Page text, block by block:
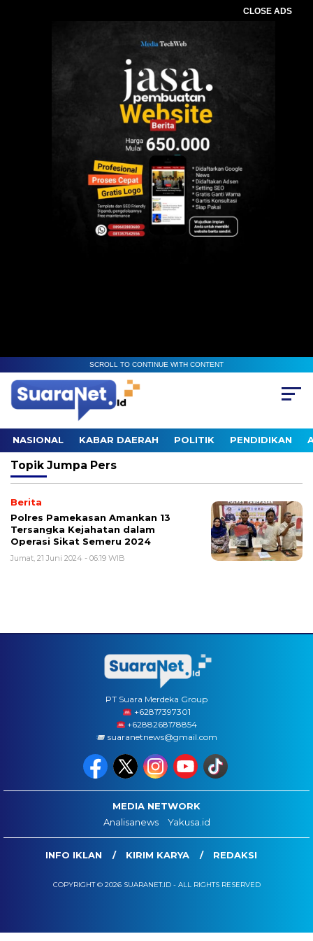
CLOSE ADS
SCROLL TO CONTINUE WITH CONTENT
NASIONAL KABAR DAERAH POLITIK PENDIDIKAN
Topik Jumpa Pers
Berita
Polres Pamekasan Amankan 13
Tersangka Kejahatan dalam
Operasi Sikat Semeru 2024
Jumat, 21 Juni 2024 - 06:19 WIB
PT Suara Merdeka Group
‪+62817397301
+6288268178854
suaranetnews@gmail.com
MEDIA NETWORK
Analisanews
Yakusa.id
INFO IKLAN KIRIM KARYA REDAKSI
COPYRIGHT © 2026 SUARANET.ID - ALL RIGHTS RESERVED